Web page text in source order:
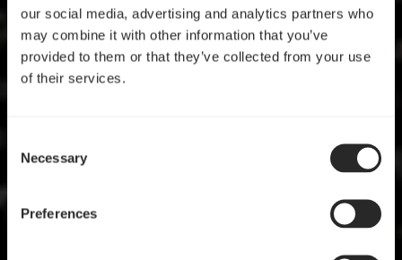
our social media, advertising and analytics partners who
may combine it with other information that you’ve
provided to them or that they’ve collected from your use
of their services.
Selection
Necessary
Preferences